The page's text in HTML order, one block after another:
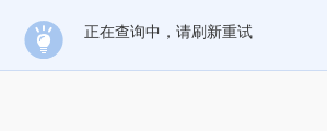
正在查询中，请刷新重试